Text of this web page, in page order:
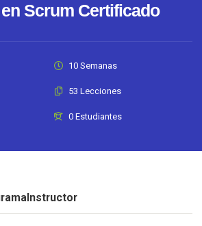
Scrum Certificado
10 Semanas
53 Lecciones
0 Estudiantes
Instructor